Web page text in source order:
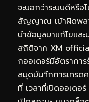
จะบอกว่าระบบดีหรื
สัญญาณ เข้าผิดพล
นำข้อมูลมาแก้ไขแล
สถิติจาก XM
กออเดอร์มีอัตรากา
สมุดบันทึกการเทรด
ที่ เวลาที่เปิดออเด